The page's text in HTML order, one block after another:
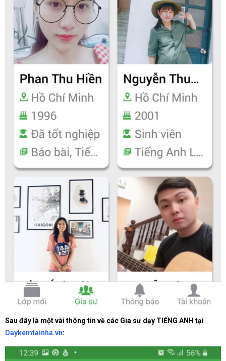
Sau đây là một vài thông tin về các Gia sư dạy TIẾNG ANH tại
Daykemtainha.vn: